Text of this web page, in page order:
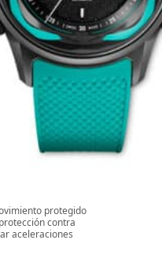
protegido
contra
aceleraciones